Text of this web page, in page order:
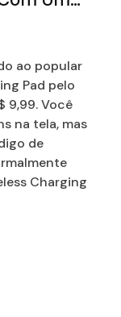
Por
ao popular
Pad pelo
9,99. Você
na tela, mas
de
Charging